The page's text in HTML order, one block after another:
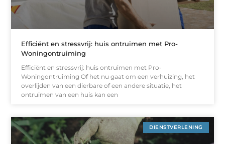
Efficiënt en stressvrij: huis ontruimen met Pro-
Woningontruiming
Efficiënt en stressvrij: huis ontruimen met Pro-
Woningontruiming Of het nu gaat om een verhuizing, het
overlijden van een dierbare of een andere situatie, het
ontruimen van een huis kan een
DIENSTVERLENING